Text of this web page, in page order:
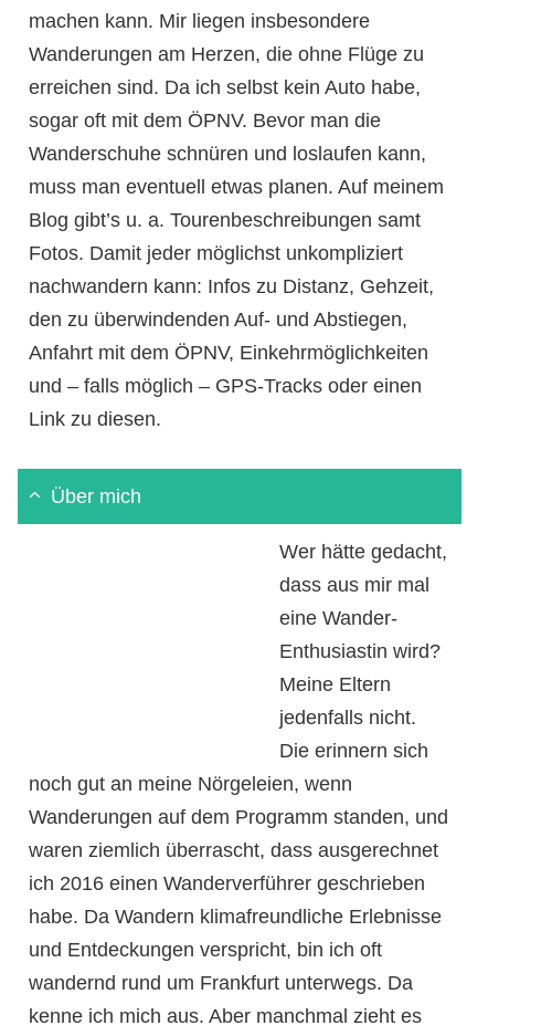
machen kann. Mir liegen insbesondere
Wanderungen am Herzen, die ohne Flüge zu
erreichen sind. Da ich selbst kein Auto habe,
sogar oft mit dem ÖPNV. Bevor man die
Wanderschuhe schnüren und loslaufen kann,
muss man eventuell etwas planen. Auf meinem
Blog gibt’s u. a. Tourenbeschreibungen samt
Fotos. Damit jeder möglichst unkompliziert
nachwandern kann: Infos zu Distanz, Gehzeit,
den zu überwindenden Auf- und Abstiegen,
Anfahrt mit dem ÖPNV, Einkehrmöglichkeiten
und – falls möglich – GPS-Tracks oder einen
Link zu diesen.
Über mich
Wer hätte gedacht,
dass aus mir mal
eine Wander-
Enthusiastin wird?
Meine Eltern
jedenfalls nicht.
Die erinnern sich
noch gut an meine Nörgeleien, wenn
Wanderungen auf dem Programm standen, und
waren ziemlich überrascht, dass ausgerechnet
ich 2016 einen Wanderverführer geschrieben
habe. Da Wandern klimafreundliche Erlebnisse
und Entdeckungen verspricht, bin ich oft
wandernd rund um Frankfurt unterwegs. Da
kenne ich mich aus. Aber manchmal zieht es